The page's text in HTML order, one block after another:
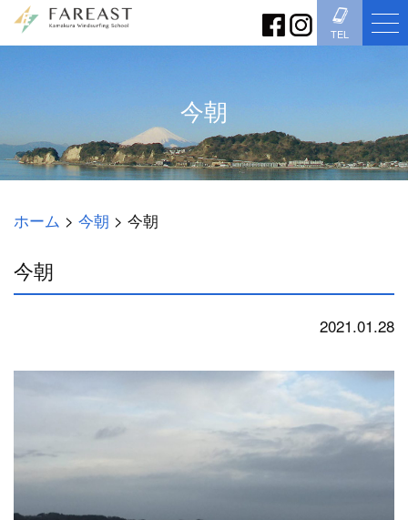
TEL
今朝
ホーム > 今朝 > 今朝
今朝
2021.01.28